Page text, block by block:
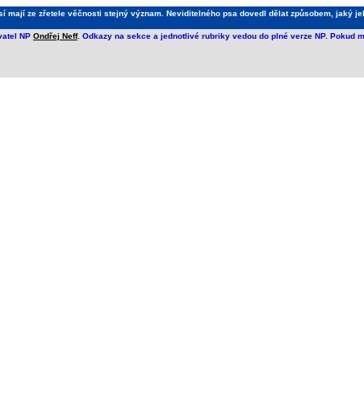
ze zřetele věčnosti stejný význam. Neviditelného psa dovedl dělat způsobem, jaký
NP Ondřej Neff. Odkazy na sekce a jednotlivé rubriky vedou do plné verze NP. Pokud